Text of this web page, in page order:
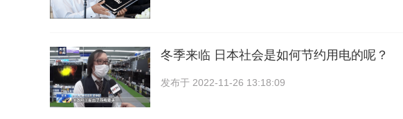
冬季来临 日本社会是如何节约用电的呢？
发布于 2022-11-26 13:18:09